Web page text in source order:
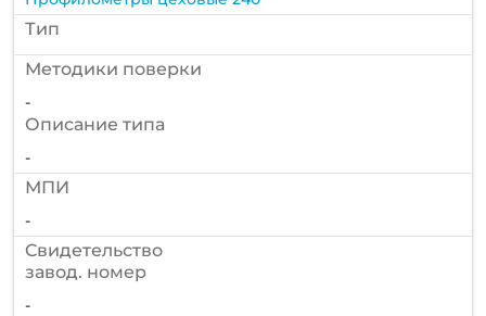
Тип
Методики поверки
-
Описание типа
-
МПИ
-
Cвидетельство
завод. номер
-